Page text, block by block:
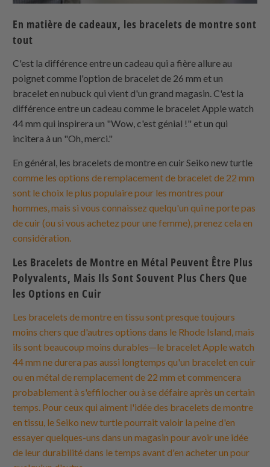
En matière de cadeaux, les bracelets de montre sont
tout
C'est la différence entre un cadeau qui a fière allure au
poignet comme l'option de bracelet de 26 mm et un
bracelet en nubuck qui vient d'un grand magasin. C'est la
différence entre un cadeau comme le bracelet Apple watch
44 mm qui inspirera un "Wow, c'est génial !" et un qui
incitera à un "Oh, merci."
En général, les bracelets de montre en cuir Seiko new turtle
comme les options de remplacement de bracelet de 22 mm
sont le choix le plus populaire pour les montres pour
hommes, mais si vous connaissez quelqu'un qui ne porte pas
de cuir (ou si vous achetez pour une femme), prenez cela en
considération.
Les Bracelets de Montre en Métal Peuvent Être Plus
Polyvalents, Mais Ils Sont Souvent Plus Chers Que
les Options en Cuir
Les bracelets de montre en tissu sont presque toujours
moins chers que d'autres options dans le Rhode Island, mais
ils sont beaucoup moins durables—le bracelet Apple watch
44 mm ne durera pas aussi longtemps qu'un bracelet en cuir
ou en métal de remplacement de 22 mm et commencera
probablement à s'effilocher ou à se défaire après un certain
temps. Pour ceux qui aiment l'idée des bracelets de montre
en tissu, le Seiko new turtle pourrait valoir la peine d'en
essayer quelques-uns dans un magasin pour avoir une idée
de leur durabilité dans le temps avant d'en acheter un pour